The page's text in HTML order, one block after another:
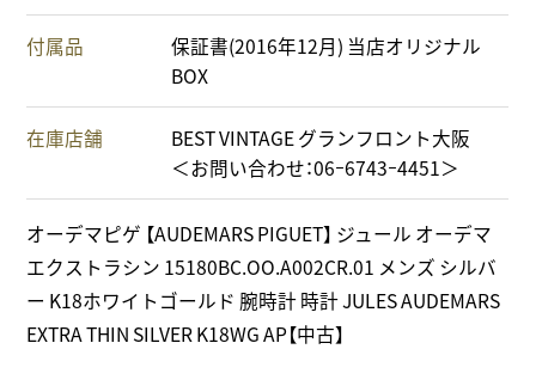
付属品
保証書(2016年12月) 当店オリジナル
BOX
在庫店舗
BEST VINTAGE グランフロント大阪
＜お問い合わせ：06ｰ6743ｰ4451＞
オーデマピゲ 【AUDEMARS PIGUET】 ジュール オーデマ
エクストラシン 15180BC.OO.A002CR.01 メンズ シルバ
ー K18ホワイトゴールド 腕時計 時計 JULES AUDEMARS
EXTRA THIN SILVER K18WG AP【中古】